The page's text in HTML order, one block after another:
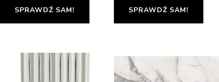
SPRAWDŹ SAM! SPRAWDŹ SAM!